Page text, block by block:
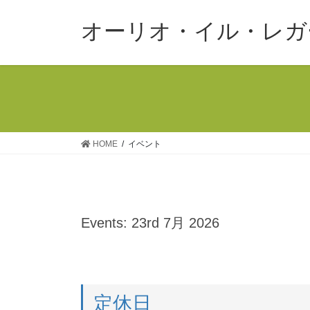
オーリオ・イル・レガ
HOME イベント
Events: 23rd 7月 2026
定休日